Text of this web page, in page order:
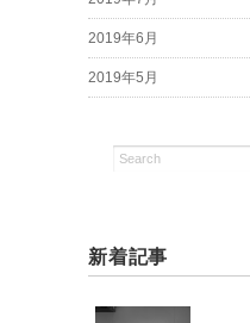
2019年6月
2019年5月
新着記事